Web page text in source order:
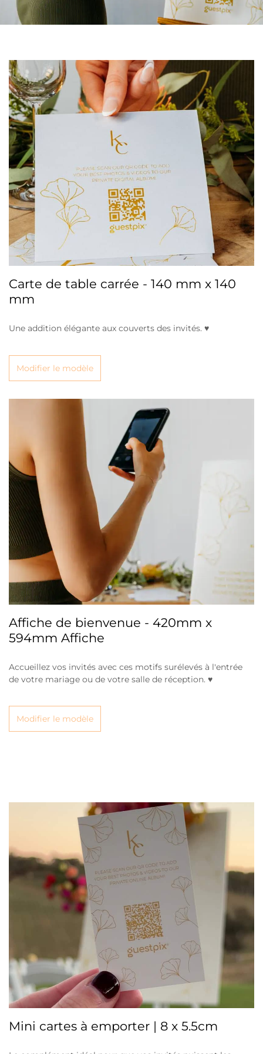
Carte de table carrée - 140 mm x 140
mm
Une addition élégante aux couverts des invités. ♥
Modifier le modèle
Affiche de bienvenue - 420mm x
594mm Affiche
Accueillez vos invités avec ces motifs surélevés à l'entrée
de votre mariage ou de votre salle de réception. ♥
Modifier le modèle
Mini cartes à emporter | 8 x 5.5cm